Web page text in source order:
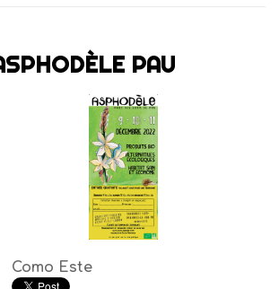
PAU
Como Este